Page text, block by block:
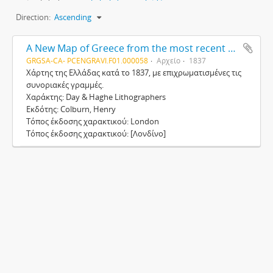
Direction: Ascending
A New Map of Greece from the most recent surveys, including the frontier line [Νέος Χάρτης της Ελλάδας, συμπεριλαμβανομένης της συνοριακής γραμμής, βασισμένος στις πιο πρόσφατες μελέτες]
GRGSA-CA- PCENGRAVI.F01.000058 Αρχείο 1837
Χάρτης της Ελλάδας κατά το 1837, με επιχρωματισμένες τις
συνοριακές γραμμές.
Χαράκτης: Day & Haghe Lithographers
Εκδότης: Colburn, Henry
Τόπος έκδοσης χαρακτικού: London
Τόπος έκδοσης χαρακτικού: [Λονδίνο]